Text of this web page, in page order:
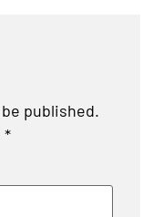
published.
*